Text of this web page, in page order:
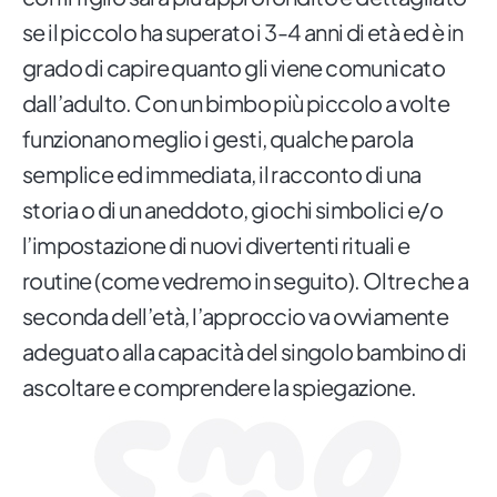
se il piccolo ha superato i 3-4 anni di età ed è in
grado di capire quanto gli viene comunicato
dall’adulto. Con un bimbo più piccolo a volte
funzionano meglio i gesti, qualche parola
semplice ed immediata, il racconto di una
storia o di un aneddoto, giochi simbolici e/o
l’impostazione di nuovi divertenti rituali e
routine (come vedremo in seguito). Oltre che a
seconda dell’età, l’approccio va ovviamente
adeguato alla capacità del singolo bambino di
ascoltare e comprendere la spiegazione.